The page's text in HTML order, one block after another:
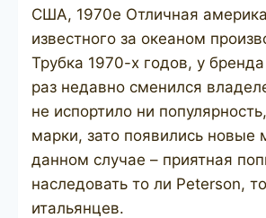
США, 1970е Отличная
известного за океаном
Трубка 1970-х годов, у
раз недавно сменился
не испортило ни
марки, зато появились новые
данном случае – приятная
наследовать то ли Peterson,
итальянцев.